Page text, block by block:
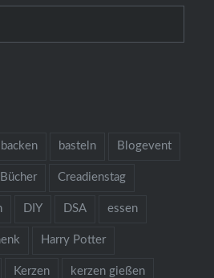
backen basteln Blogevent
Bücher Creadienstag
DIY DSA essen
Harry Potter
Kerzen kerzen gießen